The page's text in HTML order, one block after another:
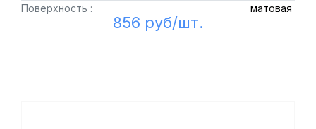
Поверхность :
матовая
856 руб/шт.